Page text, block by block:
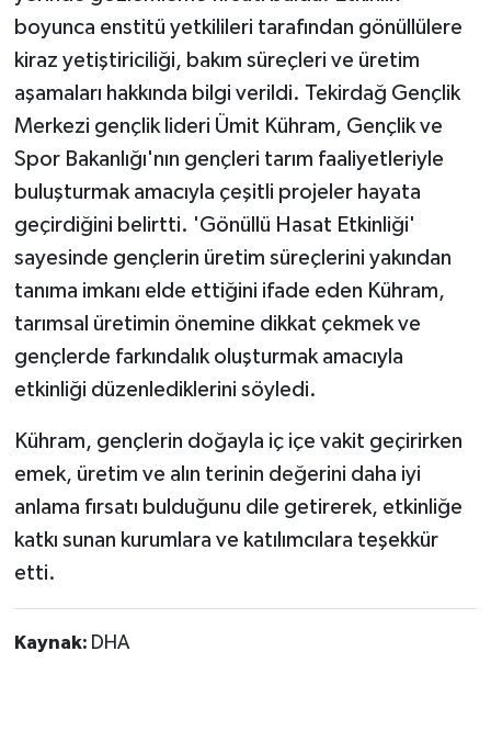
boyunca enstitü yetkilileri tarafından gönüllülere
kiraz yetiştiriciliği, bakım süreçleri ve üretim
aşamaları hakkında bilgi verildi. Tekirdağ Gençlik
Merkezi gençlik lideri Ümit Kühram, Gençlik ve
Spor Bakanlığı'nın gençleri tarım faaliyetleriyle
buluşturmak amacıyla çeşitli projeler hayata
geçirdiğini belirtti. 'Gönüllü Hasat Etkinliği'
sayesinde gençlerin üretim süreçlerini yakından
tanıma imkanı elde ettiğini ifade eden Kühram,
tarımsal üretimin önemine dikkat çekmek ve
gençlerde farkındalık oluşturmak amacıyla
etkinliği düzenlediklerini söyledi.
Kühram, gençlerin doğayla iç içe vakit geçirirken
emek, üretim ve alın terinin değerini daha iyi
anlama fırsatı bulduğunu dile getirerek, etkinliğe
katkı sunan kurumlara ve katılımcılara teşekkür
etti.
Kaynak: DHA